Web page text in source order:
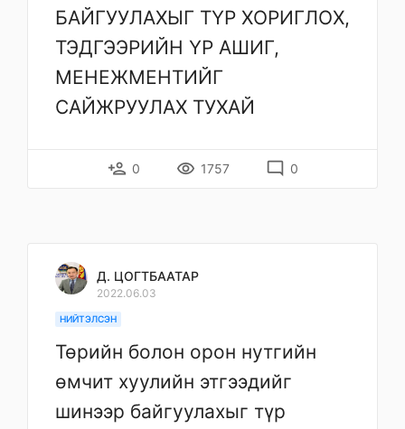
БАЙГУУЛАХЫГ ТҮР ХОРИГЛОХ,
ТЭДГЭЭРИЙН ҮР АШИГ,
МЕНЕЖМЕНТИЙГ
САЙЖРУУЛАХ ТУХАЙ
person_add 0 remove_red_eye 1757 mode_comment 0
Д. ЦОГТБААТАР
2022.06.03
НИЙТЭЛСЭН
Төрийн болон орон нутгийн
өмчит хуулийн этгээдийг
шинээр байгуулахыг түр